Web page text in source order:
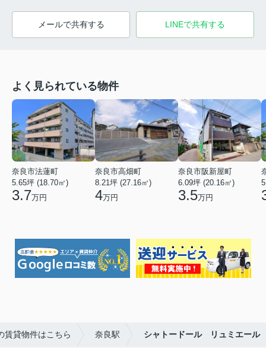
メールで共有する LINEで共有する
よく見られている物件
奈良市法蓮町
5.65坪 (18.70㎡)
3.7万円
奈良市高畑町
8.21坪 (27.16㎡)
4万円
奈良市阪新屋町
6.09坪 (20.16㎡)
3.5万円
賃貸物件はこちら 奈良駅 シャトードール リュミエール